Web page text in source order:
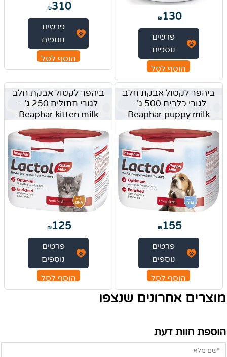
₪130
פרטים
נוספים
הוסף לסל
₪310
פרטים
נוספים
הוסף לסל
ביהפר לקטול אבקת חלב
לגורי כלבים 500 ג' -
Beaphar puppy milk
₪155
פרטים
נוספים
הוסף לסל
ביהפר לקטול אבקת חלב
לגורי חתולים 250 ג' -
Beaphar kitten milk
₪125
פרטים
נוספים
הוסף לסל
מוצרים אחרונים שנצפו
הוספת חוות דעת